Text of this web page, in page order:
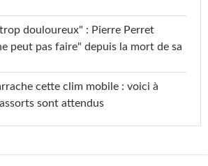
douloureux" : Pierre Perret
peut pas faire" depuis la mort de sa
cette clim mobile : voici à
sont attendus